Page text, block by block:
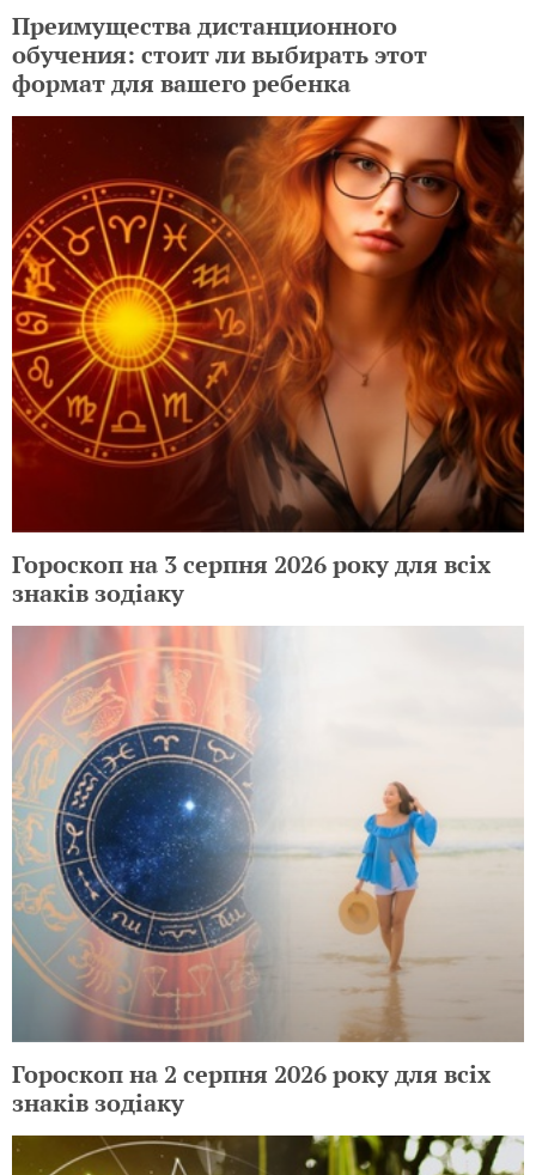
Преимущества дистанционного
обучения: стоит ли выбирать этот
формат для вашего ребенка
Гороскоп на 3 серпня 2026 року для всіх
знаків зодіаку
Гороскоп на 2 серпня 2026 року для всіх
знаків зодіаку